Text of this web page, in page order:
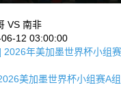
VS 南非
12 03:00:00
2026年美加墨世界杯小组
美加墨世界杯小组赛A